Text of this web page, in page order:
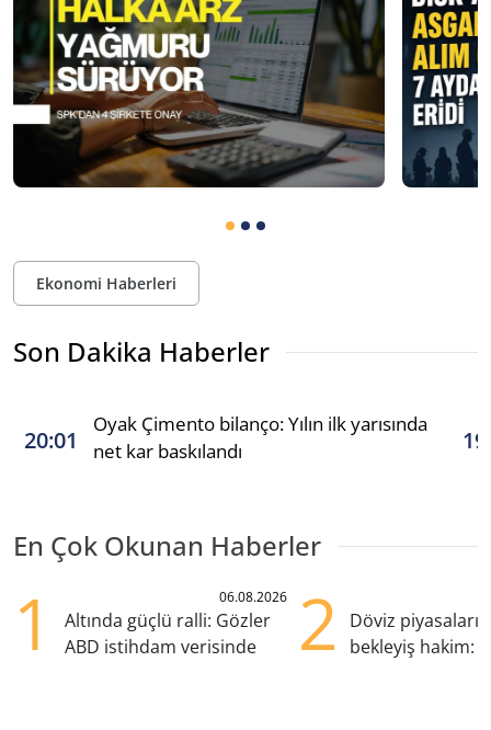
Ekonomi Haberleri
Son Dakika Haberler
20:01
Oyak Çimento bilanço: Yılın ilk yarısında
net kar baskılandı
En Çok Okunan Haberler
1 06.08.2026
Altında güçlü ralli: Gözler
ABD istihdam verisinde
2
Döviz
bekleyiş hakim: